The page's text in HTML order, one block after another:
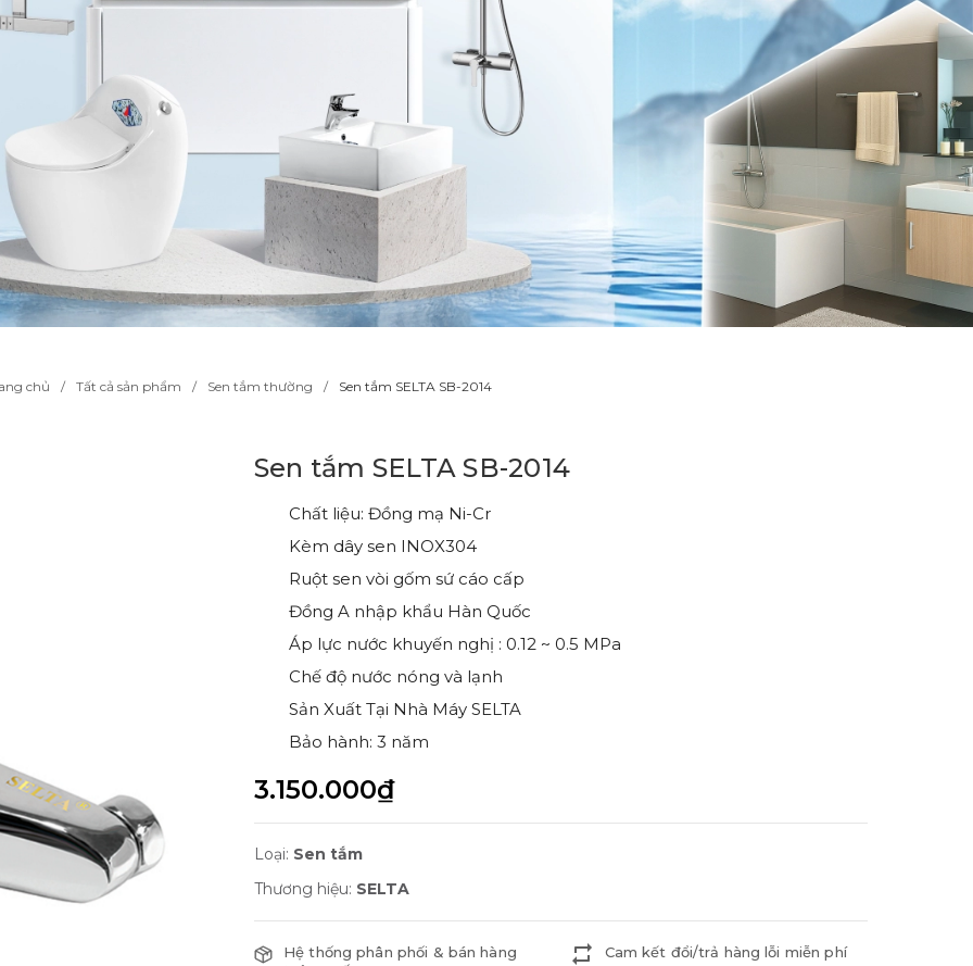
chủ Tất cả sản phẩm Sen tắm thường Sen tắm SELTA SB-2014
Sen tắm SELTA SB-2014
Chất liệu: Đồng mạ Ni-Cr
Kèm dây sen INOX304
Ruột sen vòi gốm sứ cáo cấp
Đồng A nhập khẩu Hàn Quốc
Áp lực nước khuyến nghị : 0.12 ~ 0.5 MPa
Chế độ nước nóng và lạnh
Sản Xuất Tại Nhà Máy SELTA
Bảo hành: 3 năm
3.150.000₫
Loại: Sen tắm
Thương hiệu: SELTA
Hệ thống phân phối & bán hàng
Cam kết đổi/trả hàng lỗi miễn phí